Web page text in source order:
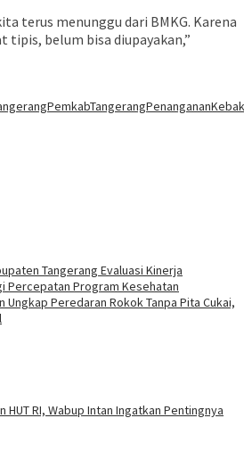
terus menunggu dari BMKG. Karena
tipis, belum bisa diupayakan,”
PemkabTangerang
Tangerang Evaluasi Kinerja
Percepatan Program Kesehatan
Ungkap Peredaran Rokok Tanpa Pita Cukai,
HUT RI, Wabup Intan Ingatkan Pentingnya